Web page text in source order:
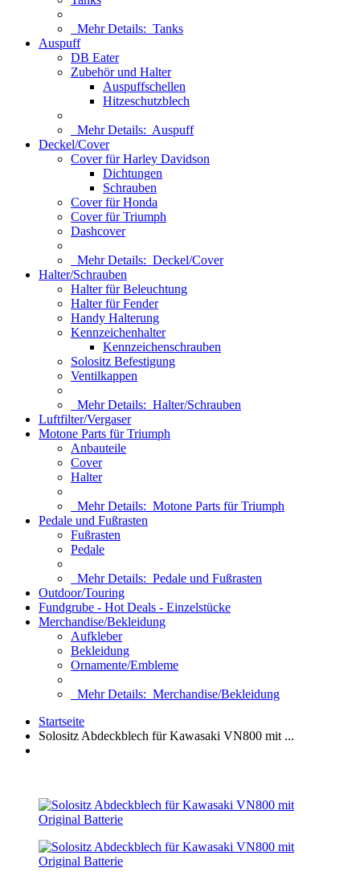
Mehr Details: Tanks
Auspuff
DB Eater
Zubehör und Halter
Auspuffschellen
Hitzeschutzblech
Mehr Details: Auspuff
Deckel/Cover
Cover für Harley Davidson
Dichtungen
Schrauben
Cover für Honda
Cover für Triumph
Dashcover
Mehr Details: Deckel/Cover
Halter/Schrauben
Halter für Beleuchtung
Halter für Fender
Handy Halterung
Kennzeichenhalter
Kennzeichenschrauben
Solositz Befestigung
Ventilkappen
Mehr Details: Halter/Schrauben
Luftfilter/Vergaser
Motone Parts für Triumph
Anbauteile
Cover
Halter
Mehr Details: Motone Parts für Triumph
Pedale und Fußrasten
Fußrasten
Pedale
Mehr Details: Pedale und Fußrasten
Outdoor/Touring
Fundgrube - Hot Deals - Einzelstücke
Merchandise/Bekleidung
Aufkleber
Bekleidung
Ornamente/Embleme
Mehr Details: Merchandise/Bekleidung
Startseite
Solositz Abdeckblech für Kawasaki VN800 mit ...